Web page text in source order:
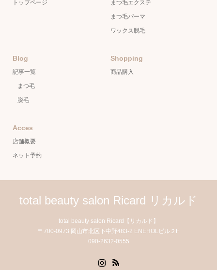
トップページ まつ毛エクステ
まつ毛パーマ
ワックス脱毛
Blog
記事一覧
まつ毛
脱毛
Shopping
商品購入
Acces
店舗概要
ネット予約
total beauty salon Ricard リカルド
total beauty salon Ricard【リカルド】
〒700-0973 岡山市北区下中野483-2 ENEHOLビル２F
090-2632-0555